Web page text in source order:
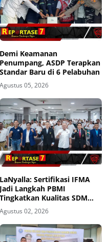
Demi Keamanan
Penumpang, ASDP Terapkan
Standar Baru di 6 Pelabuhan
Agustus 05, 2026
LaNyalla: Sertifikasi IFMA
Jadi Langkah PBMI
Tingkatkan Kualitas SDM
Muaythai
Agustus 02, 2026